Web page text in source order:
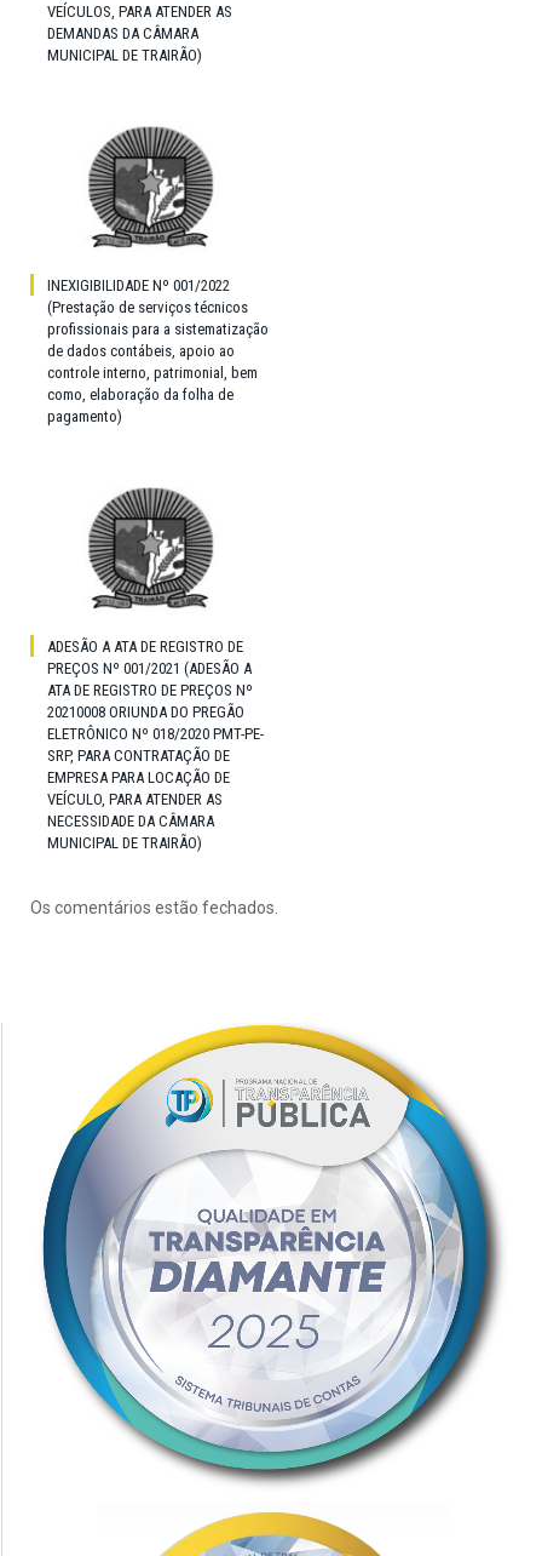
VEÍCULOS, PARA ATENDER AS
DEMANDAS DA CÂMARA
MUNICIPAL DE TRAIRÃO)
INEXIGIBILIDADE Nº 001/2022
(Prestação de serviços técnicos
profissionais para a sistematização
de dados contábeis, apoio ao
controle interno, patrimonial, bem
como, elaboração da folha de
pagamento)
ADESÃO A ATA DE REGISTRO DE
PREÇOS Nº 001/2021 (ADESÃO A
ATA DE REGISTRO DE PREÇOS Nº
20210008 ORIUNDA DO PREGÃO
ELETRÔNICO Nº 018/2020 PMT-PE-
SRP, PARA CONTRATAÇÃO DE
EMPRESA PARA LOCAÇÃO DE
VEÍCULO, PARA ATENDER AS
NECESSIDADE DA CÂMARA
MUNICIPAL DE TRAIRÃO)
Os comentários estão fechados.